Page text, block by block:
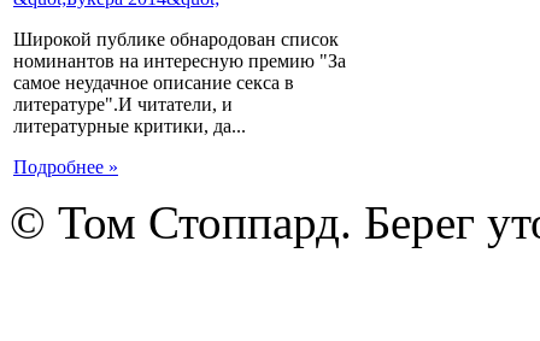
Широкой публике обнародован список
номинантов на интересную премию "За
самое неудачное описание секса в
литературе".И читатели, и
литературные критики, да...
Подробнее »
© Том Стоппард. Берег